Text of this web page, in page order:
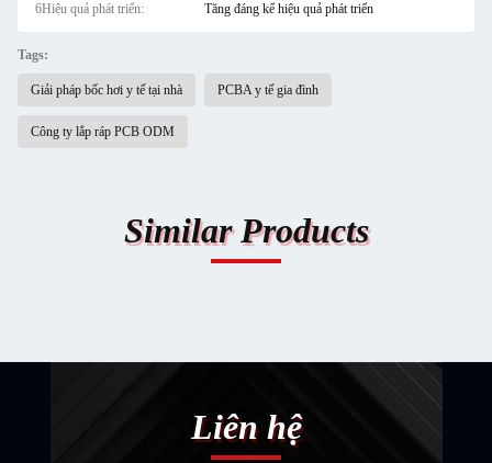
6Hiệu quả phát triển: Tăng đáng kể hiệu quả phát triển
Tags:
Giải pháp bốc hơi y tế tại nhà PCBA y tế gia đình
Công ty lắp ráp PCB ODM
Similar Products
Liên hệ